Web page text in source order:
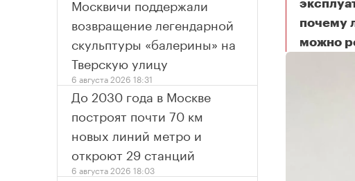
почему
можно
Триллион
Москвичи поддержали
возвращение легендарной
скульптуры «балерины» на
Тверскую улицу
6 августа 2026 18:31
До 2030 года в Москве
построят почти 70 км
новых линий метро и
откроют 29 станций
6 августа 2026 18:03